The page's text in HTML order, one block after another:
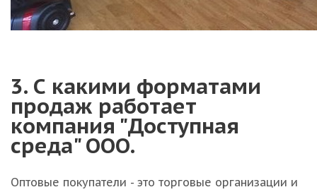
3. С какими форматами
продаж работает
компания "Доступная
среда" ООО.
Оптовые покупатели - это торговые организации и